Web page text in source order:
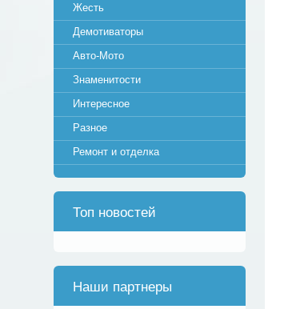
Жесть
Демотиваторы
Авто-Мото
Знаменитости
Интересное
Разное
Ремонт и отделка
Топ новостей
Наши партнеры